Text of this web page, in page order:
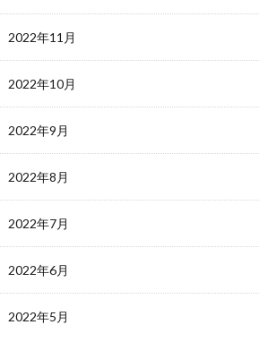
2022年11月
2022年10月
2022年9月
2022年8月
2022年7月
2022年6月
2022年5月